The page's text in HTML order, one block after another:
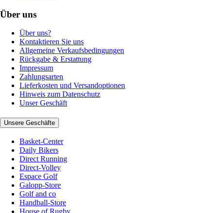
Über uns
Über uns?
Kontaktieren Sie uns
Allgemeine Verkaufsbedingungen
Rückgabe & Erstattung
Impressum
Zahlungsarten
Lieferkosten und Versandoptionen
Hinweis zum Datenschutz
Unser Geschäft
Unsere Geschäfte
Basket-Center
Daily Bikers
Direct Running
Direct-Volley
Espace Golf
Galopp-Store
Golf and co
Handball-Store
House of Rugby